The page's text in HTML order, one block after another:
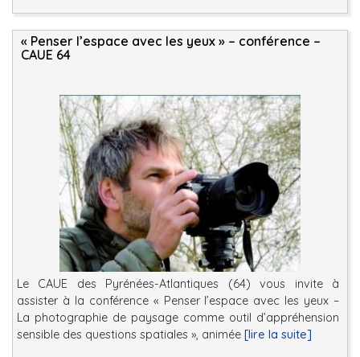
« Penser l’espace avec les yeux » – conférence –
CAUE 64
Le CAUE des Pyrénées-Atlantiques (64) vous invite à
assister à la conférence « Penser l’espace avec les yeux –
La photographie de paysage comme outil d’appréhension
sensible des questions spatiales », animée [lire la suite]